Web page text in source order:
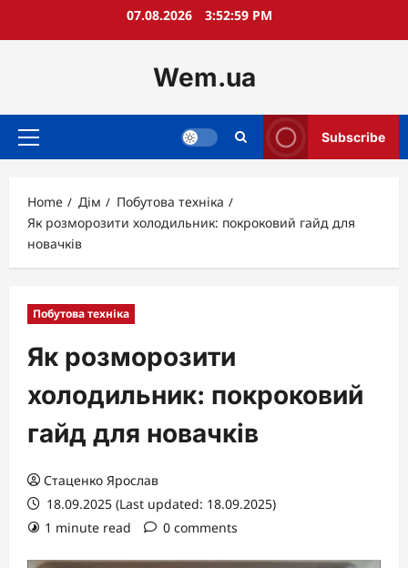
07.08.2026 3:53:01 PM
Wem.ua
Primary
Subscribe
Home Дім
Побутова техніка
Як розморозити холодильник: покроковий гайд для
новачків
Побутова техніка
Як розморозити
холодильник: покроковий
гайд для новачків
Стаценко Ярослав
18.09.2025 (Last updated: 18.09.2025)
1 minute read
0 comments